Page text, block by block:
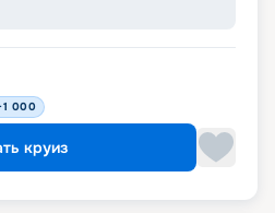
000
круиз